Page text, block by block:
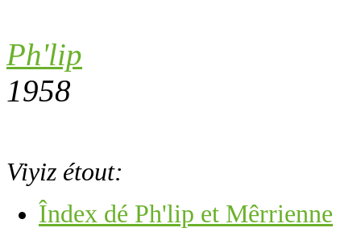
Ph'lip
1958
Viyiz étout:
Îndex dé Ph'lip et Mêrrienne